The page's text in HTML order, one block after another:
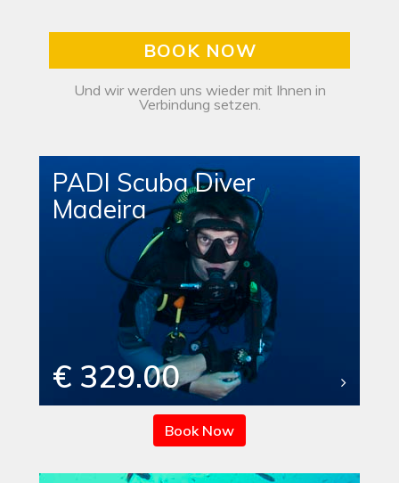
BOOK NOW
Und wir werden uns wieder mit Ihnen in
Verbindung setzen.
PADI Scuba Diver
Madeira
€ 329.00
Book Now